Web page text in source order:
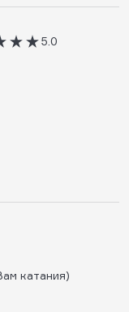
5.0
катания)